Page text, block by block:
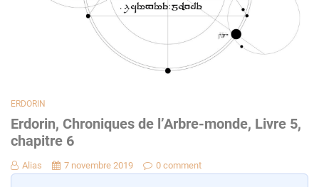
ERDORIN
Erdorin, Chroniques de l’Arbre-monde, Livre 5,
chapitre 6
Alias 7 novembre 2019 0 comment